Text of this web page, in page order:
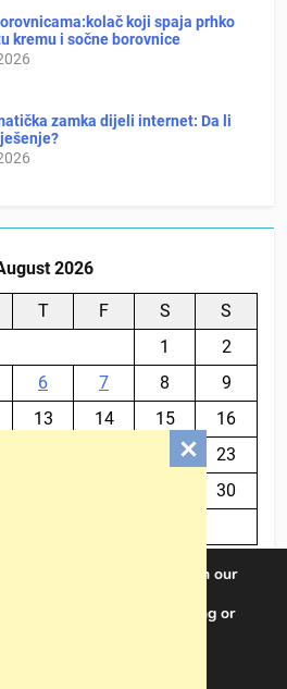
koji spaja prhko
kremu i sočne borovnice
zamka dijeli internet: Da li
2026
T F S
S
1
2
6 7 8
9
13 14 15
16
23
30
Powered By
you the best experience on our
which cookies we are using or